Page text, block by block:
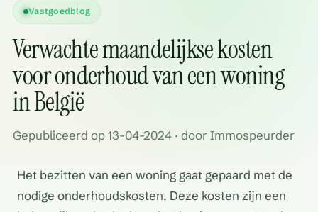
Vastgoedblog
Verwachte maandelijkse kosten
voor onderhoud van een woning
in België
Gepubliceerd op 13-04-2024 · door Immospeurder
Het bezitten van een woning gaat gepaard met de
nodige onderhoudskosten. Deze kosten zijn een